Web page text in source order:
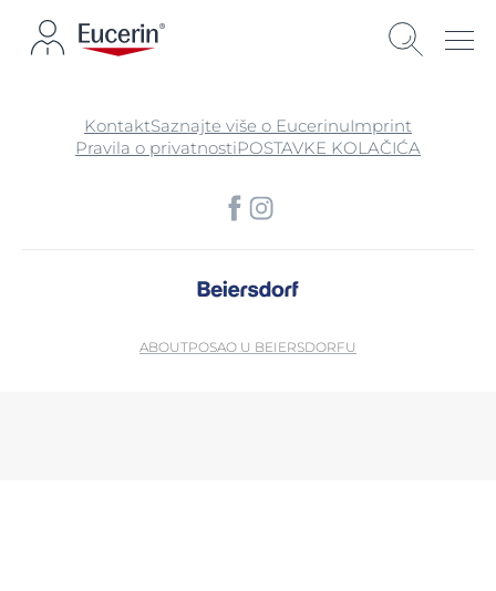
KontaktSaznajte više o EucerinuImprint
Pravila o privatnostiPOSTAVKE KOLAČIĆA
ABOUTPOSAO U BEIERSDORFU